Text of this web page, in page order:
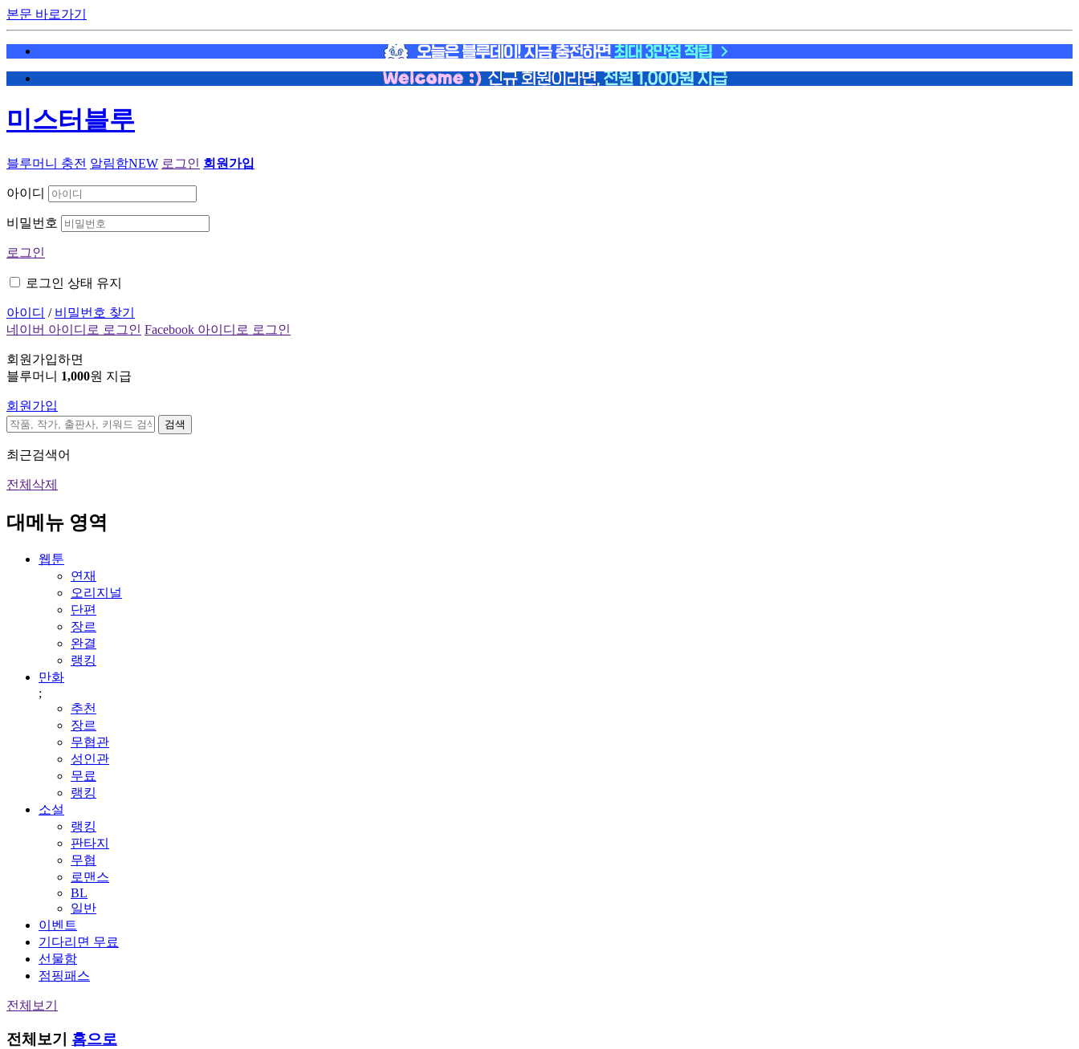
본문 바로가기
미스터블루
블루머니 충전 알림함NEW 로그인 회원가입
아이디
비밀번호
로그인
로그인 상태 유지
아이디 / 비밀번호 찾기
네이버 아이디로 로그인 Facebook 아이디로 로그인
회원가입하면
블루머니 1,000원 지급
회원가입
검색
최근검색어
전체삭제
대메뉴 영역
웹툰
연재
오리지널
단편
장르
완결
랭킹
만화
;
추천
장르
무협관
성인관
무료
랭킹
소설
랭킹
판타지
무협
로맨스
BL
일반
이벤트
기다리면 무료
선물함
점핑패스
전체보기
전체보기 홈으로